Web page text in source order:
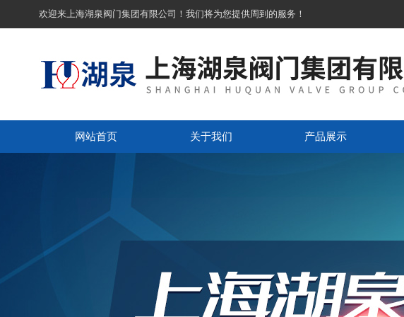
欢迎来上海湖泉阀门集团有限公司！我们将为您提供周到的服务！
网站首页 关于我们 产品展示